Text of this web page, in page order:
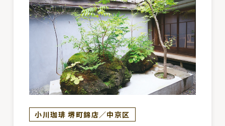
小川珈琲 堺町錦店／中京区